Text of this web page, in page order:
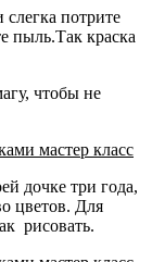
потрите
пыль.Так краска
чтобы не
дочке три года,
цветов. Для
рисовать.